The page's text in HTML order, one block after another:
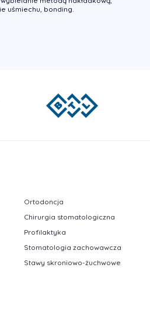
uśmiechu, bonding.
Ortodoncja
Chirurgia stomatologiczna
Profilaktyka
Stomatologia zachowawcza
Stawy skroniowo-żuchwowe